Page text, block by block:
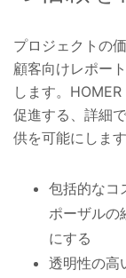
プロジェクトの
顧客向けレポー
します。
促進する、詳細
供を可能にします
包括的なコ
ポーザルの
にする
透明性の高